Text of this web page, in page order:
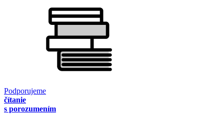
Podporujeme
čítanie
s porozumením